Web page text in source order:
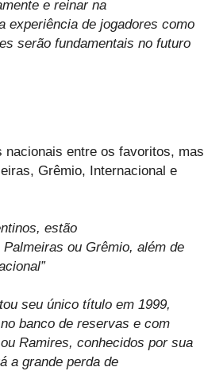
e reinar na
experiência de jogadores como
serão fundamentais no futuro
entre os favoritos, mas
Grêmio, Internacional e
estão
ou Grêmio, além de
seu único título em 1999,
banco de reservas e com
Ramires, conhecidos por sua
a grande perda de